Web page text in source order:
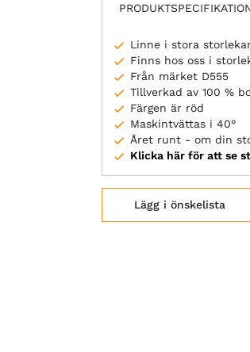
Linne i stora
Finns hos oss i
Från märket D555
Tillverkad av 100 %
Färgen är röd
Maskintvättas i 40°
Året runt - om din
Klicka här för att se
Lägg i önskelista